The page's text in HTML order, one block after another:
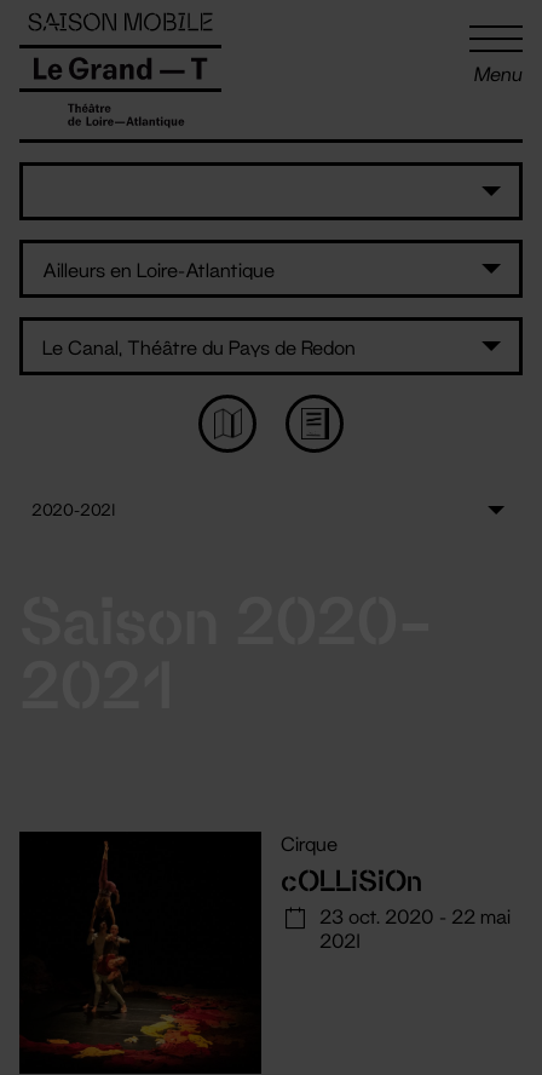
Menu
Cirque
cOLLiSiOn
23 oct. 2020 - 22 mai
2021
Panneau de gestion des cookies